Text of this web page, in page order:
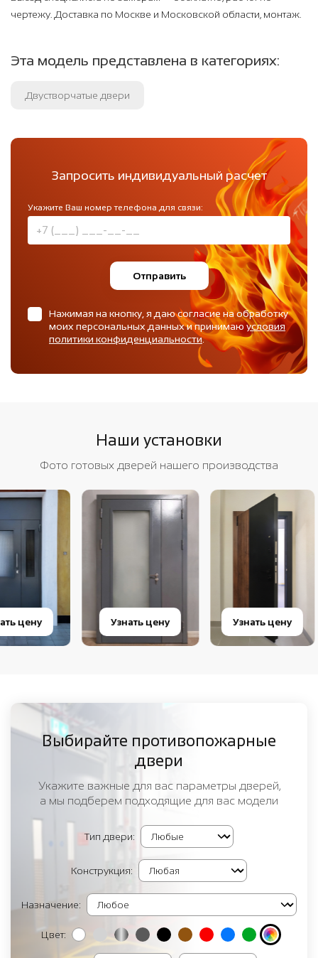
чертежу. Доставка по Москве и Московской области, монтаж.
Эта модель представлена в категориях:
Двустворчатые двери
Запросить индивидуальный расчет
Укажите Ваш номер телефона для связи:
Отправить
Нажимая на кнопку, я даю согласие на обработку
моих персональных данных и принимаюусловия
политики конфиденциальности.
Наши установки
Фото готовых дверей нашего производства
Узнать цену Узнать цену Узнать
Выбирайте противопожарные
двери
Укажите важные для вас параметры дверей,
а мы подберем подходящие для вас модели
Тип двери:
Конструкция:
Назначение:
Цвет: